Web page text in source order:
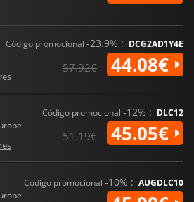
Código promocional -23.9% : DCG2AD1Y4E
57.92€ 44.08€
Código promocional -12% : DLC12
51.19€ 45.05€
Código promocional -10% : AUGDLC10